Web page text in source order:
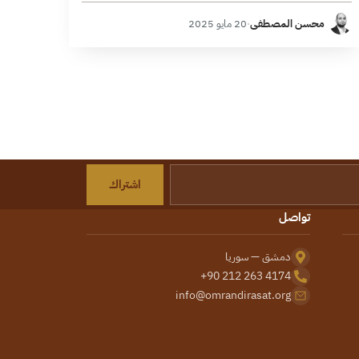
وزارات الدولة، وتهدف هذه العمليات…
محسن المصطفى·20 مايو 2025
اشتراك
تواصل
دمشق — سوريا
+90 212 263 4174
info@omrandirasat.org